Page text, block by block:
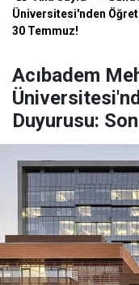
Üniversitesi'nden
30 Temmuz!
Acıbadem
Duyurusu: